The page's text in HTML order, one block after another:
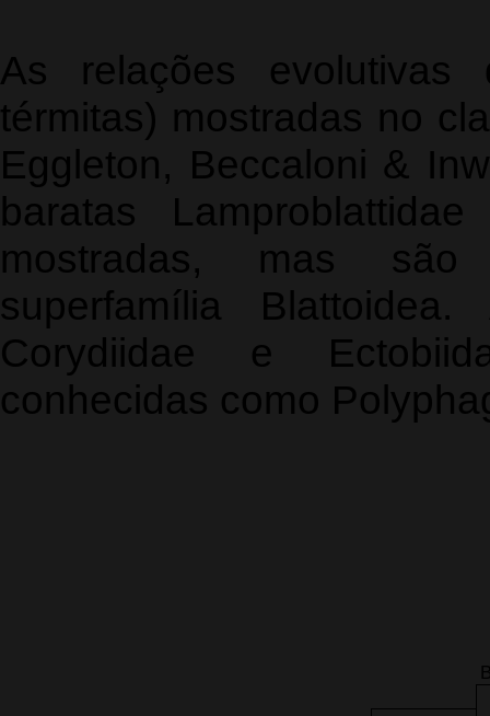
As relações evolutivas
térmitas) mostradas no
Eggleton, Beccaloni &
baratas
mostradas, mas
superfamília
Corydiidae e
conhecidas como